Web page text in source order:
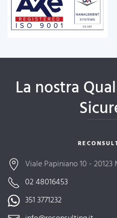
La nostra
Viale Papiniano 10 -
02 48016453
351 3771232